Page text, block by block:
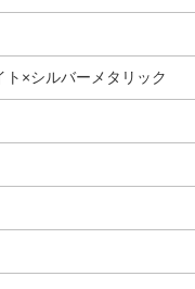
×シルバーメタリック